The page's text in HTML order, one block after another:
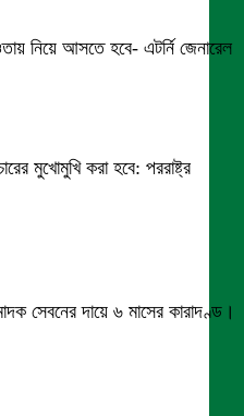
নিয়ে আসতে হবে- এটর্নি জেনারেল
মুখোমুখি করা হবে: পররাষ্ট্র
সেবনের দায়ে ৬ মাসের কারাদণ্ড।